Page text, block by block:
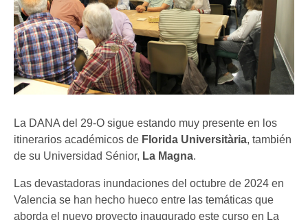
La DANA del 29-O sigue estando muy presente en los
itinerarios académicos de Florida Universitària, también
de su Universidad Sénior, La Magna.
Las devastadoras inundaciones del octubre de 2024 en
Valencia se han hecho hueco entre las temáticas que
aborda el nuevo proyecto inaugurado este curso en La